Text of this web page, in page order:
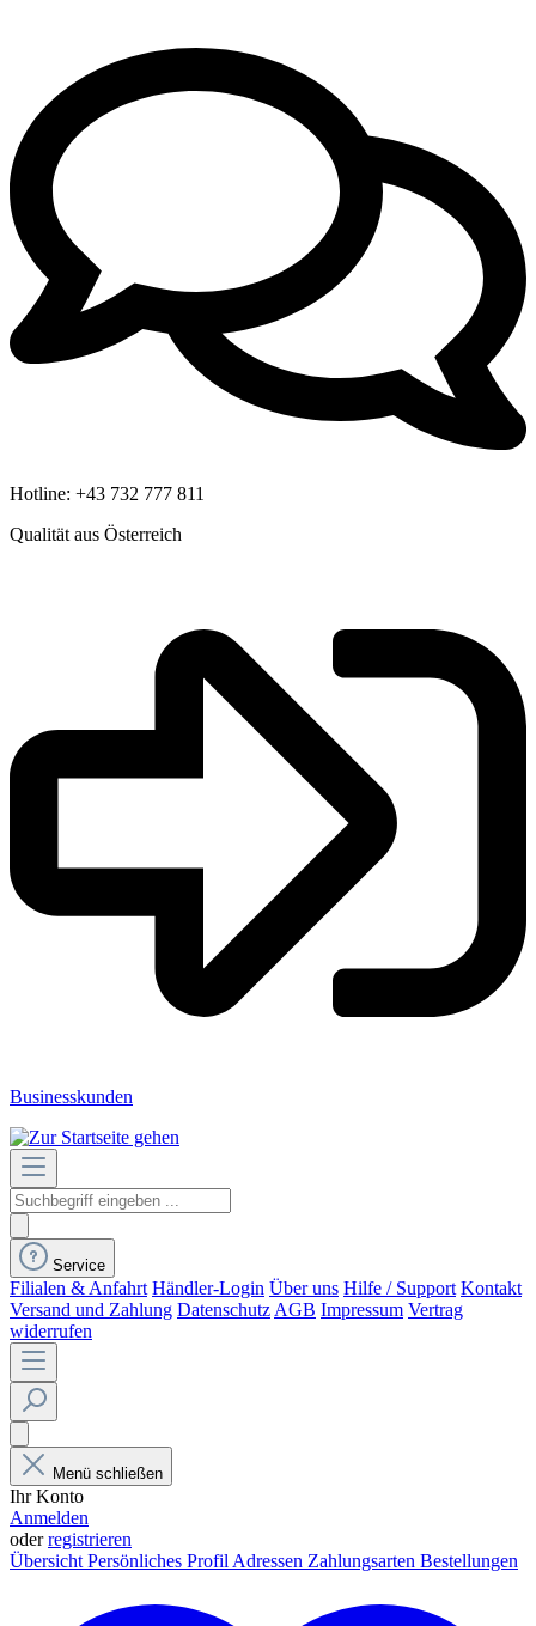
Hotline: +43 732 777 811
Qualität aus Österreich
Businesskunden
Service
Filialen & Anfahrt Händler-Login Über uns Hilfe / Support Kontakt
Versand und Zahlung Datenschutz AGB Impressum Vertrag
widerrufen
Menü schließen
Ihr Konto
Anmelden
oderregistrieren
Übersicht Persönliches Profil Adressen Zahlungsarten Bestellungen